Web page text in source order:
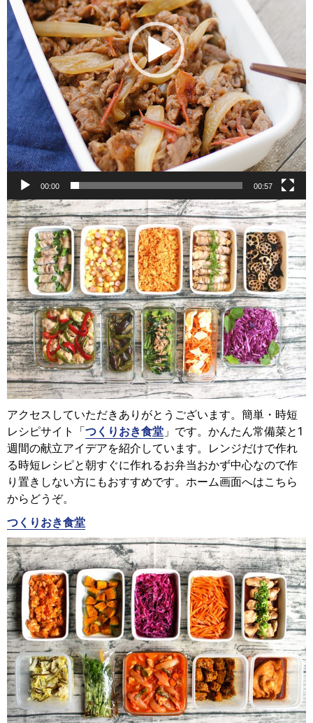
ー
00:00 00:57
アクセスしていただきありがとうございます。簡単・時短
レシピサイト「つくりおき食堂 」です。かんたん常備菜と1
週間の献立アイデアを紹介しています。レンジだけで作れ
る時短レシピと朝すぐに作れるお弁当おかず中心なので作
り置きしない方にもおすすめです。ホーム画面へはこちら
からどうぞ。
つくりおき食堂